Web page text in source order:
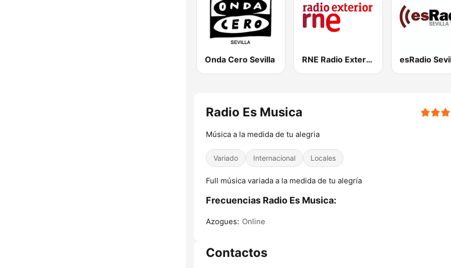
Onda Cero Sevilla RNE Radio Exterior esRadio
Radio Es Musica
Música a la medida de tu alegria
Variado Internacional Locales
Full música variada a la medida de tu alegría
Frecuencias Radio Es Musica:
Azogues: Online
Contactos